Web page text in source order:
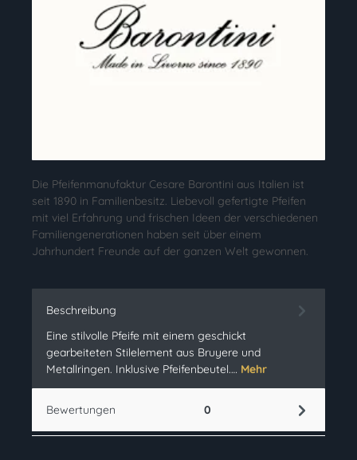
Die Pfeifenmanufaktur Cesare Barontini aus Italien ist
seit 1890 in Familienbesitz. Liebevoll gefertigte Pfeifen
mit viel Erfahrung und frischen Ideen der verschiedenen
Familiengenerationen haben seit über einem
Jahrhundert Freunde auf der ganzen Welt gewonnen.
Beschreibung
Eine stilvolle Pfeife mit einem geschickt
gearbeiteten Stilelement aus Bruyere und
Metallringen. Inklusive Pfeifenbeutel.… Mehr
Bewertungen 0